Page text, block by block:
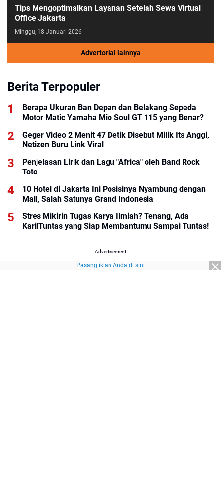
Tips Mengoptimalkan Layanan Setelah Sewa Virtual
Office Jakarta
Minggu, 18 Januari 2026
Advertorial lainnya
Berita Terpopuler
Berapa Ukuran Ban Depan dan Belakang Sepeda
Motor Matic Yamaha Mio Soul GT 115 yang Benar?
Geger Video 2 Menit 47 Detik Disebut Milik Its Anggi,
Netizen Buru Link Viral
Penjelasan Lirik dan Lagu "Africa" oleh Band Rock
Toto
10 Hotel di Jakarta Ini Posisinya Nyambung dengan
Mall, Salah Satunya Grand Indonesia
Stres Mikirin Tugas Karya Ilmiah? Tenang, Ada
KarilTuntas yang Siap Membantumu Sampai Tuntas!
Advertisement
Pasang iklan Anda di sini